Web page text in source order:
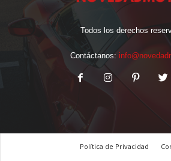
Todos los derechos
Contáctanos:
Política de Privacidad